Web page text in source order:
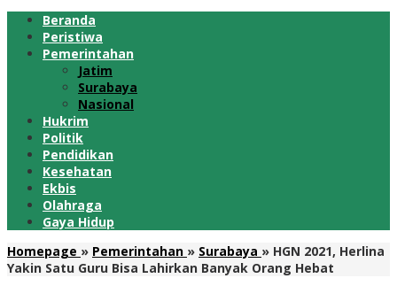
Beranda
Peristiwa
Pemerintahan
Jatim
Surabaya
Nasional
Hukrim
Politik
Pendidikan
Kesehatan
Ekbis
Olahraga
Gaya Hidup
Homepage » Pemerintahan » Surabaya » HGN 2021, Herlina
Yakin Satu Guru Bisa Lahirkan Banyak Orang Hebat